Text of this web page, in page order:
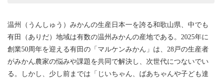
温州（うんしゅう）みかんの生産日本一を誇る和歌山県、中でも
有田（ありだ）地域は有数の温州みかんの産地である。2025年に
創業50周年を迎える有田の「マルケンみかん」は、28戸の生産者
がみかん農家の悩みや課題を共同で解決し、次世代につないでい
る。しかし、少し前までは「じいちゃん、ばあちゃんや子ども達